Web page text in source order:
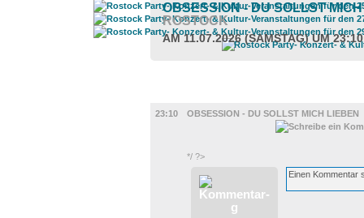
OBSESSION - DU SOLLST
ROSTOCK
AM 11.07.2026 (SAMSTAG) UM
23:10
OBSESSION - DU SOLLST MICH LIEBEN
*/ ?>